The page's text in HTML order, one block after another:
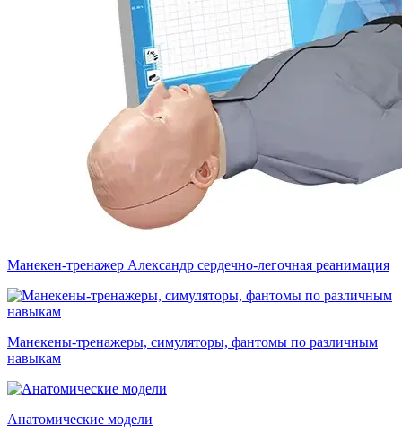
Манекен-тренажер Александр сердечно-легочная реанимация
Манекены-тренажеры, симуляторы, фантомы по различным
навыкам
Анатомические модели